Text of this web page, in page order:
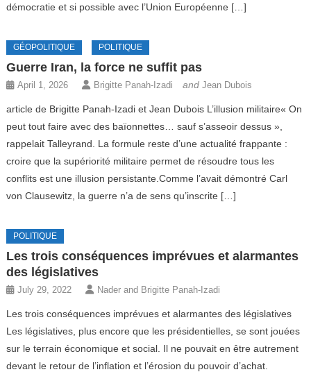
démocratie et si possible avec l’Union Européenne […]
GÉOPOLITIQUE POLITIQUE
Guerre Iran, la force ne suffit pas
April 1, 2026 Brigitte Panah-Izadi andJean Dubois
article de Brigitte Panah-Izadi et Jean Dubois L’illusion militaire« On
peut tout faire avec des baïonnettes… sauf s’asseoir dessus »,
rappelait Talleyrand. La formule reste d’une actualité frappante :
croire que la supériorité militaire permet de résoudre tous les
conflits est une illusion persistante.Comme l’avait démontré Carl
von Clausewitz, la guerre n’a de sens qu’inscrite […]
POLITIQUE
Les trois conséquences imprévues et alarmantes
des législatives
July 29, 2022 Nader and Brigitte Panah-Izadi
Les trois conséquences imprévues et alarmantes des législatives
Les législatives, plus encore que les présidentielles, se sont jouées
sur le terrain économique et social. Il ne pouvait en être autrement
devant le retour de l’inflation et l’érosion du pouvoir d’achat.